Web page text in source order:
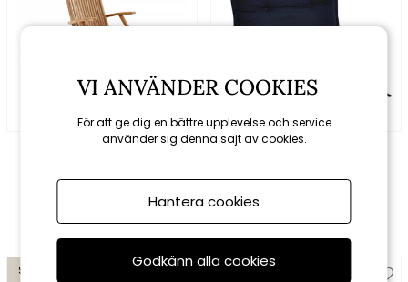
Brafab
1620 kr
Fritab
marin
437 kr
Spara 10% Spara 25%
VI ANVÄNDER COOKIES
För att ge dig en bättre upplevelse och service
använder sig denna sajt av cookies.
Hantera cookies
Godkänn alla cookies